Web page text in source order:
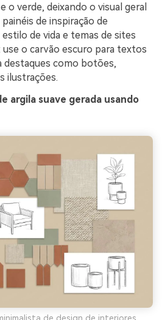
o verde, deixando o visual geral
de inspiração de
de vida e temas de sites
use o carvão escuro para textos
destaques como botões,
ilustrações.
argila suave gerada usando